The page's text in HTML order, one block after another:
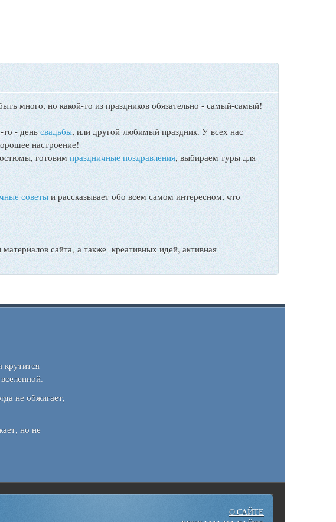
много, но какой-то из праздников обязательно - самый-самый!
то - день свадьбы, или другой любимый праздник. У всех нас
настроение!
готовим праздничные поздравления, выбираем туры для
советыи рассказывает обо всем самом интересном, что
сайта, а также креативных идей, активная
крутится
не обжигает,
но не
О САЙТЕ